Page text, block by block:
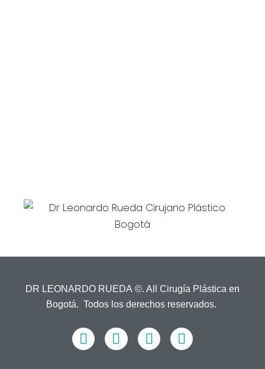
DR LEONARDO RUEDA ©. All Cirugía Plástica en
Bogotá. Todos los derechos reservados.